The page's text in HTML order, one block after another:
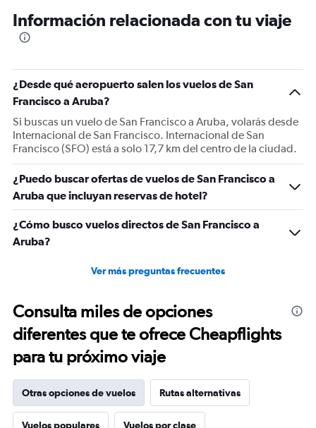
categories.
The
Y
axis
displaying
values.
Range:
0
1200.
Información relacionada con tu viaje
¿Desde qué aeropuerto salen los vuelos de San
Francisco a Aruba?
Si buscas un vuelo de San Francisco a Aruba, volarás desde
Internacional de San Francisco. Internacional de San
Francisco (SFO) está a solo 17,7 km del centro de la ciudad.
¿Puedo buscar ofertas de vuelos de San Francisco a
Aruba que incluyan reservas de hotel?
¿Cómo busco vuelos directos de San Francisco a
Aruba?
Ver más preguntas frecuentes
Consulta miles de opciones
diferentes que te ofrece Cheapflights
para tu próximo viaje
Otras opciones de vuelos Rutas alternativas
Vuelos populares Vuelos por clase